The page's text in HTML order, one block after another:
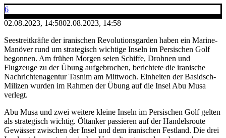
6
02.08.2023, 14:5802.08.2023, 14:58
Seestreitkräfte der iranischen Revolutionsgarden haben ein Marine-
Manöver rund um strategisch wichtige Inseln im Persischen Golf
begonnen. Am frühen Morgen seien Schiffe, Drohnen und
Flugzeuge zu der Übung aufgebrochen, berichtete die iranische
Nachrichtenagentur Tasnim am Mittwoch. Einheiten der Basidsch-
Milizen wurden im Rahmen der Übung auf die Insel Abu Musa
verlegt.
Abu Musa und zwei weitere kleine Inseln im Persischen Golf gelten
als strategisch wichtig. Öltanker passieren auf der Handelsroute
Gewässer zwischen der Insel und dem iranischen Festland. Die drei